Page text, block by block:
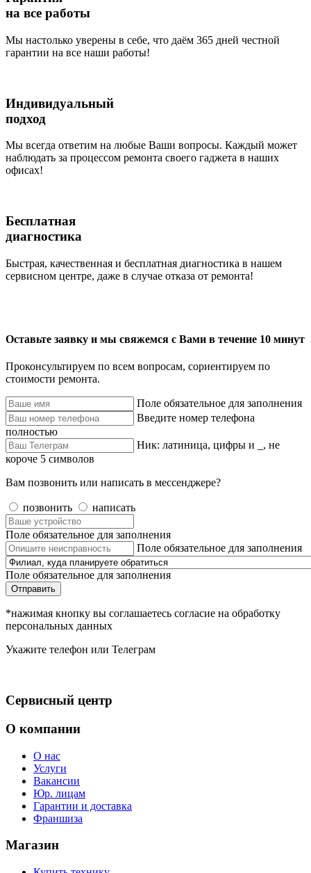
на все работы
Мы настолько уверены в себе, что даём 365 дней честной
гарантии на все наши работы!
Индивидуальный
подход
Мы всегда ответим на любые Ваши вопросы. Каждый может
наблюдать за процессом ремонта своего гаджета в наших
офисах!
Бесплатная
диагностика
Быстрая, качественная и бесплатная диагностика в нашем
сервисном центре, даже в случае отказа от ремонта!
Оставьте заявку и мы свяжемся с Вами в течение 10 минут
Проконсультируем по всем вопросам, сориентируем по
стоимости ремонта.
Поле обязательное для заполнения
Введите номер телефона
полностью
Ник: латиница, цифры и _, не
короче 5 символов
Вам позвонить или написать в мессенджере?
позвонить написать
Поле обязательное для заполнения
Поле обязательное для заполнения
Поле обязательное для заполнения
Отправить
*нажимая кнопку вы соглашаетесь согласие на обработку
персональных данных
Укажите телефон или Телеграм
Сервисный центр
О компании
О нас
Услуги
Вакансии
Юр. лицам
Гарантии и доставка
Франшиза
Магазин